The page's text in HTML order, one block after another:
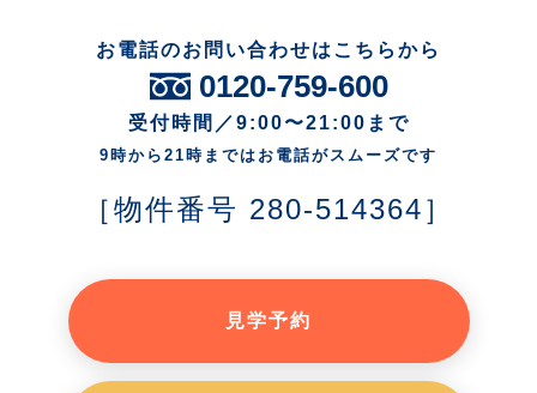
お電話のお問い合わせはこちらから
0120-759-600
受付時間／9:00〜21:00まで
9時から21時まではお電話がスムーズです
［物件番号 280-514364］
見学予約